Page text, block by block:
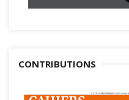
CONTRIBUTIONS